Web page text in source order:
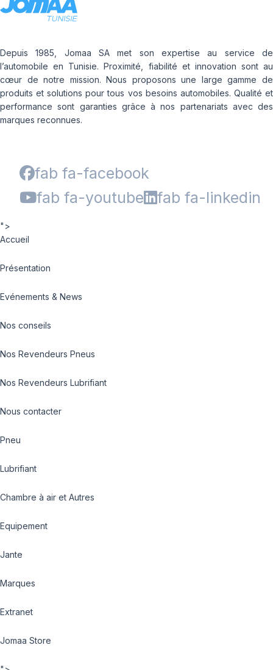
Depuis 1985, Jomaa SA met son expertise au service de
l’automobile en Tunisie. Proximité, fiabilité et innovation sont au
cœur de notre mission. Nous proposons une large gamme de
produits et solutions pour tous vos besoins automobiles. Qualité et
performance sont garanties grâce à nos partenariats avec des
marques reconnues.
fab fa-facebook
fab fa-youtube
fab fa-linkedin
">
Accueil
Présentation
Evénements & News
Nos conseils
Nos Revendeurs Pneus
Nos Revendeurs Lubrifiant
Nous contacter
Pneu
Lubrifiant
Chambre à air et Autres
Equipement
Jante
Marques
Extranet
Jomaa Store